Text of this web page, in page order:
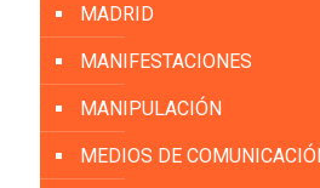
MADRID
MANIFESTACIONES
MANIPULACIÓN
MEDIOS DE